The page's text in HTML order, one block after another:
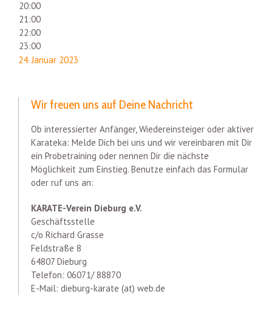
20:00
21:00
22:00
23:00
24. Januar 2023
Wir freuen uns auf Deine Nachricht
Ob interessierter Anfänger, Wiedereinsteiger oder aktiver
Karateka: Melde Dich bei uns und wir vereinbaren mit Dir
ein Probetraining oder nennen Dir die nächste
Möglichkeit zum Einstieg. Benutze einfach das Formular
oder ruf uns an:
KARATE-Verein Dieburg e.V.
Geschäftsstelle
c/o Richard Grasse
Feldstraße 8
64807 Dieburg
Telefon: 06071/ 88870
E-Mail: dieburg-karate (at) web.de